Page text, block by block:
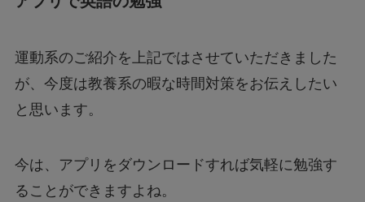
運動系のご紹介を上記ではさせていただきました
が、今度は教養系の暇な時間対策をお伝えしたい
と思います。
今は、アプリをダウンロードすれば気軽に勉強す
ることができますよね。